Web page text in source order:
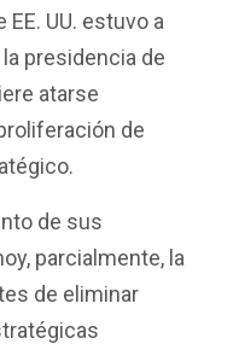
UU. estuvo a
presidencia de
atarse
de
de sus
parcialmente, la
de eliminar